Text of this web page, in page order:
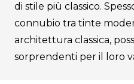
di stile più classico.
connubio tra tinte
architettura classica,
sorprendenti per il loro